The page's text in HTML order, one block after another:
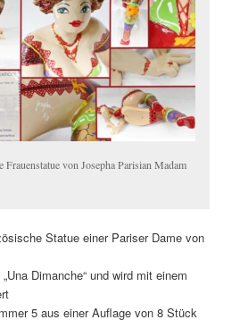
Frauenstatue von Josepha Parisian Madam
Statue einer Pariser Dame von
Dimanche“ und wird mit einem
5 aus einer Auflage von 8 Stück